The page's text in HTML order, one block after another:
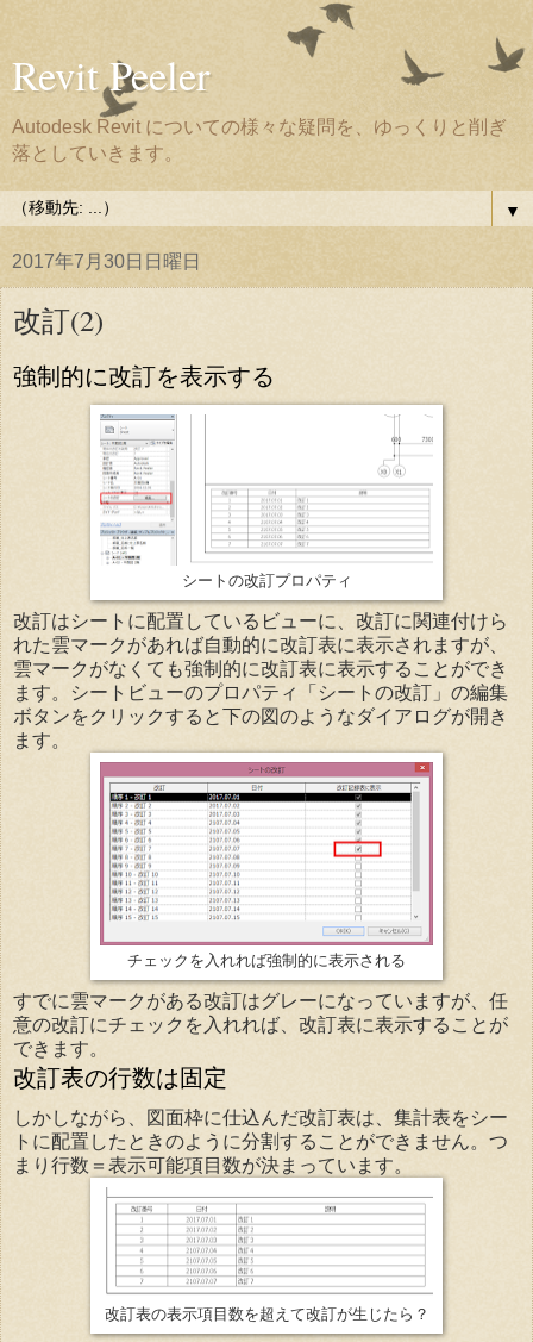
Revit Peeler
Autodesk Revit についての様々な疑問を、ゆっくりと削ぎ
落としていきます。
▼
2017年7月30日日曜日
改訂(2)
強制的に改訂を表示する
シートの改訂プロパティ
改訂はシートに配置しているビューに、改訂に関連付けら
れた雲マークがあれば自動的に改訂表に表示されますが、
雲マークがなくても強制的に改訂表に表示することができ
ます。シートビューのプロパティ「シートの改訂」の編集
ボタンをクリックすると下の図のようなダイアログが開き
ます。
チェックを入れれば強制的に表示される
すでに雲マークがある改訂はグレーになっていますが、任
意の改訂にチェックを入れれば、改訂表に表示することが
できます。
改訂表の行数は固定
しかしながら、図面枠に仕込んだ改訂表は、集計表をシー
トに配置したときのように分割することができません。つ
まり行数＝表示可能項目数が決まっています。
改訂表の表示項目数を超えて改訂が生じたら？